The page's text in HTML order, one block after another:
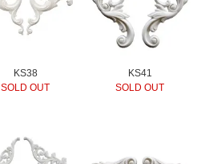
KS38
SOLD OUT
KS41
SOLD OUT